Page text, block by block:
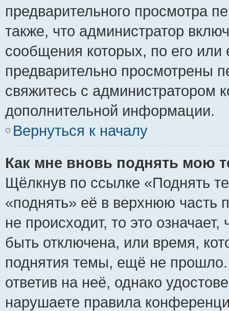
предварительного просмотра
также, что администратор
сообщения которых, по его
предварительно просмотрены
свяжитесь с администратором
дополнительной информации.
Вернуться к началу
Как мне вновь поднять мою
Щёлкнув по ссылке «Поднять
«поднять» её в верхнюю часть
не происходит, то это
быть отключена, или время,
поднятия темы, ещё не
ответив на неё, однако
нарушаете правила